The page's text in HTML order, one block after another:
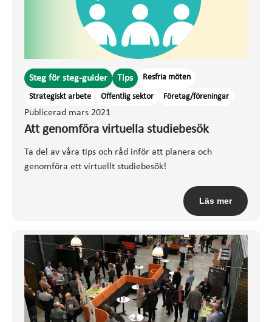
Publicerad mars 2021
Att genomföra virtuella studiebesök
Ta del av våra tips och råd inför att planera och
genomföra ett virtuellt studiebesök!
Steg för steg-guider Tips Resfria möten
Strategiskt arbete Offentlig sektor Företag/föreningar
Läs mer